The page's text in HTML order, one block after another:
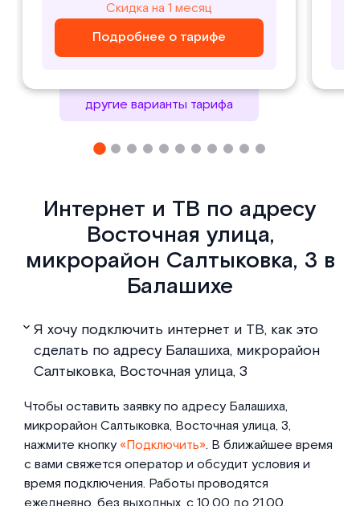
Скидка на 1 месяц
Подробнее о тарифе
Скидка на 1 месяц
Подробнее о тарифе
₽/ месяц
Подробнее о тарифе
₽/ месяц
Подробнее о тарифе
другие варианты тарифа
Интернет и ТВ по адресу
Восточная улица,
микрорайон Салтыковка, 3 в
Балашихе
Я хочу подключить интернет и ТВ, как это
сделать по адресу Балашиха, микрорайон
Салтыковка, Восточная улица, 3
Чтобы оставить заявку по адресу Балашиха,
микрорайон Салтыковка, Восточная улица, 3,
нажмите кнопку«Подключить». В ближайшее время
с вами свяжется оператор и обсудит условия и
время подключения. Работы проводятся